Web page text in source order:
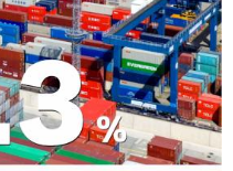
上海 江苏
福建 江西
湖北 湖南
海南 重庆